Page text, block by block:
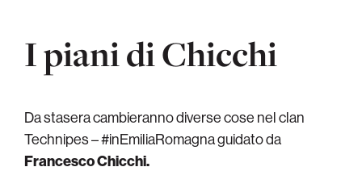
I piani di Chicchi
Da stasera cambieranno diverse cose nel clan
Technipes – #inEmiliaRomagna guidato da
Francesco Chicchi.